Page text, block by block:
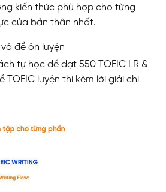
kiến thức phù hợp cho từng
của bản thân nhất.
đề ôn luyện
tự học để đạt 550 TOEIC LR &
TOEIC luyện thi kèm lời giải chi